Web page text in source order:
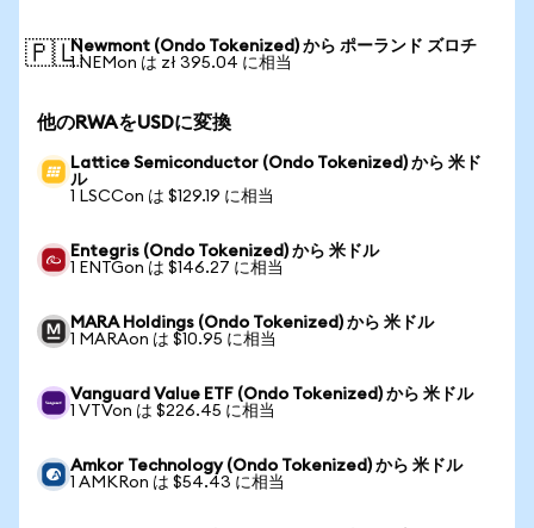
🇵🇱Newmont (Ondo Tokenized) から ポーランド ズロチ
1 NEMon は zł 395.04 に相当
他のRWAをUSDに変換
Lattice Semiconductor (Ondo Tokenized) から 米ド
ル
1 LSCCon は $129.19 に相当
Entegris (Ondo Tokenized) から 米ドル
1 ENTGon は $146.27 に相当
MARA Holdings (Ondo Tokenized) から 米ドル
1 MARAon は $10.95 に相当
Vanguard Value ETF (Ondo Tokenized) から 米ドル
1 VTVon は $226.45 に相当
Amkor Technology (Ondo Tokenized) から 米ドル
1 AMKRon は $54.43 に相当